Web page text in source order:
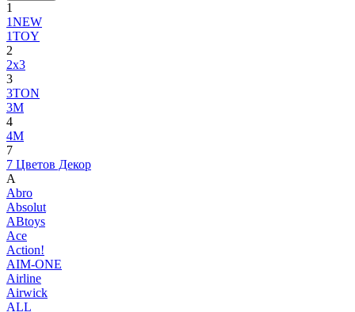
1
1NEW
1TOY
2
2x3
3
3TON
3М
4
4M
7
7 Цветов Декор
A
Abro
Absolut
ABtoys
Ace
Action!
AIM-ONE
Airline
Airwick
ALL